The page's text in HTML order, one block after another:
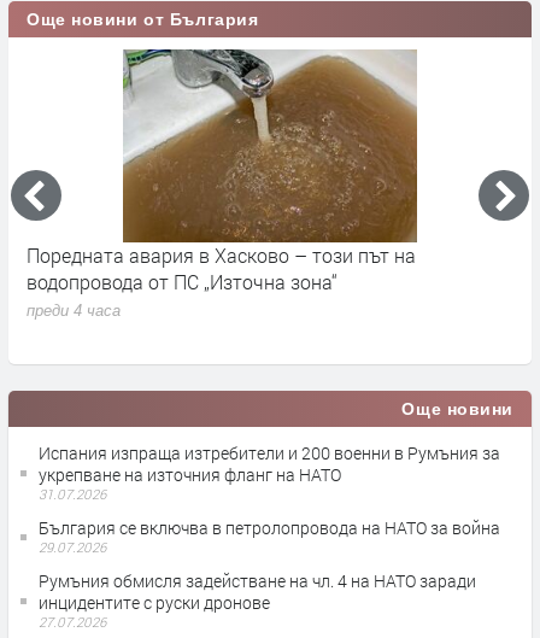
Още новини от България
До 36 градуса и слънчево време в България днес
преди 14 часа
Още новини
Испания изпраща изтребители и 200 военни в Румъния за
укрепване на източния фланг на НАТО
31.07.2026
България се включва в петролопровода на НАТО за война
29.07.2026
Румъния обмисля задействане на чл. 4 на НАТО заради
инцидентите с руски дронове
27.07.2026